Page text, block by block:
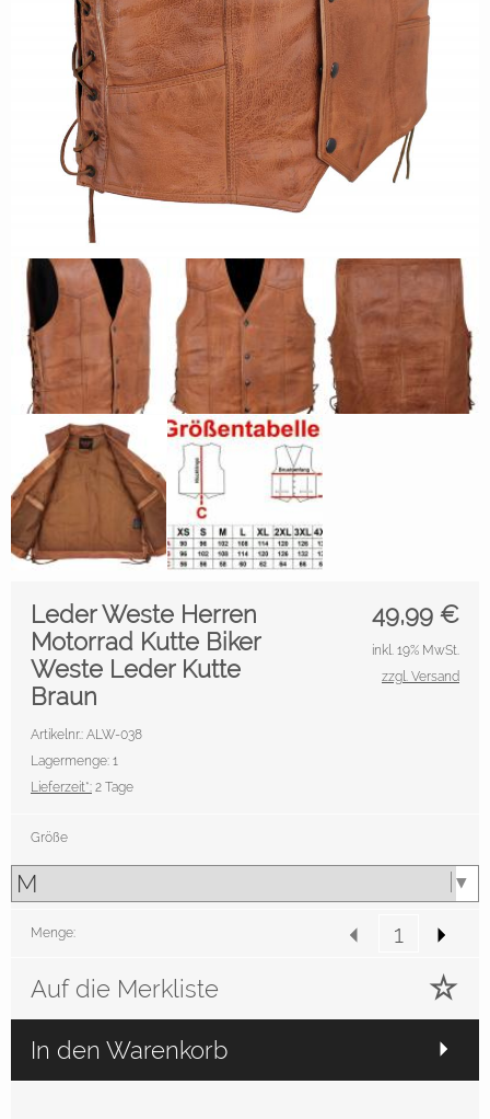
49,99 €
Leder Weste Herren
Motorrad Kutte Biker
Weste Leder Kutte
Braun
Artikelnr.: ALW-038
Lagermenge: 1
Lieferzeit*: 2 Tage
inkl. 19% MwSt.
zzgl. Versand
Größe
Menge:
Auf die Merkliste
In den Warenkorb